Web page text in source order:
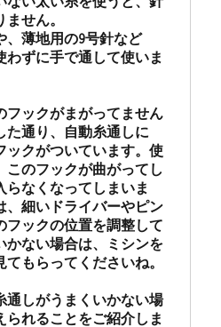
せん。
、薄地用の9号針など
わずに手で通して使いま
ックがまがってません
た通り、自動糸通しに
ックがついています。使
このフックが曲がってし
らなくなってしまいま
、細いドライバーやピン
フックの位置を調整して
かない場合は、ミシンを
もらってくださいね。
通しがうまくいかない場
られることをご紹介しま